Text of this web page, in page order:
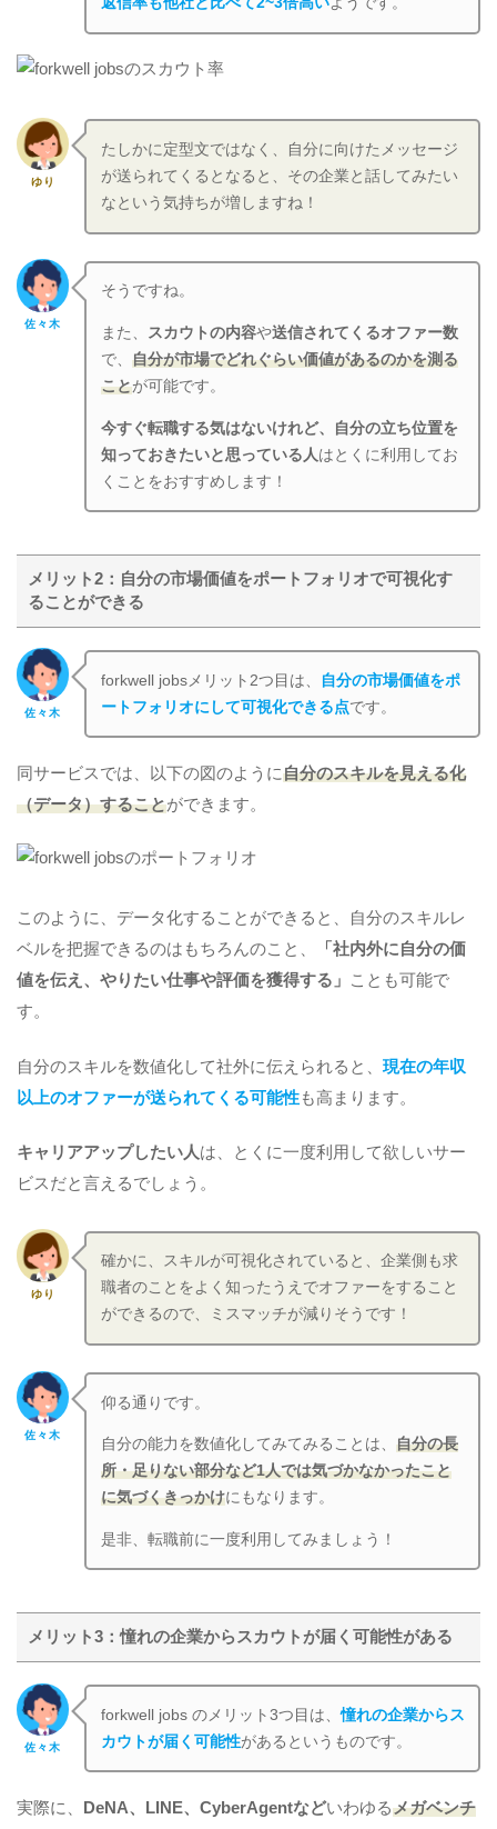
ゆり
たしかに定型文ではなく、自分に向けたメッセージ
が送られてくるとなると、その企業と話してみたい
なという気持ちが増しますね！
佐々木
そうですね。
また、 スカウトの内容や送信されてくるオファー数
で、自分が市場でどれぐらい価値があるのかを測る
ことが可能です。
今すぐ転職する気はないけれど、自分の立ち位置を
知っておきたいと思っている人 はとくに利用してお
くことをおすすめします！
メリット2：自分の市場価値をポートフォリオで可視化す
ることができる
佐々木
forkwell jobsメリット2つ目は、
自分の市場価値をポ
ートフォリオにして可視化できる点です。
同サービスでは、以下の図のように自分のスキルを見える化
（データ）することができます。
このように、データ化することができると、自分のスキルレ
ベルを把握できるのはもちろんのこと、
「社内外に自分の価
値を伝え、やりたい仕事や評価を獲得する」
ことも可能で
す。
自分のスキルを数値化して社外に伝えられると、 現在の年収
以上のオファーが送られてくる可能性も高まります。
キャリアアップしたい人は、とくに一度利用して欲しいサー
ビスだと言えるでしょう。
ゆり
確かに、スキルが可視化されていると、企業側も求
職者のことをよく知ったうえでオファーをすること
ができるので、ミスマッチが減りそうです！
佐々木
仰る通りです。
自分の能力を数値化してみてみることは、自分の長
所・足りない部分など1人では気づかなかったこと
に気づくきっかけにもなります。
是非、転職前に一度利用してみましょう！
メリット3：憧れの企業からスカウトが届く可能性がある
佐々木
forkwell jobs のメリット3つ目は、憧れの企業からス
カウトが届く可能性があるというものです。
実際に、 DeNA、LINE、CyberAgentなどいわゆるメガベンチ